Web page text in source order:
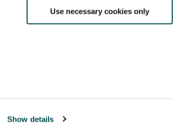
Show details
Use necessary cookies only